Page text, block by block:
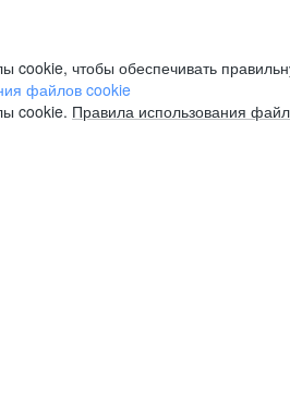
чтобы обеспечивать
файлов cookie
cookie. Правила использования